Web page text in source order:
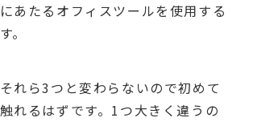
あたるオフィスツールを使用する
。
れら3つと変わらないので初めて
れるはずです。1つ大きく違うの